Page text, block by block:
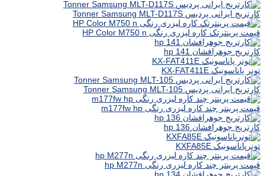
کارتریج ایرانی پردیس Tonner Samsung MLT-D117S
قیمت پرینترتک کاره لیزری رنگی HP Color M750 n
کارتریج جوهرافشان hp 141
تونر پاناسونیک KX-FAT411E
کارتریج ایرانی پردیس Tonner Samsung MLT-105
قیمت پرینتر چند کاره لیزری رنگی m177fw hp
کارتریج جوهرافشان hp 136
تونرپاناسونیک KXFA85E
قیمت پرینتر چند کاره لیزری رنگی hp M277n